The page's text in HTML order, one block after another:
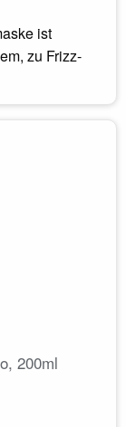
ist
zu Frizz-
200ml